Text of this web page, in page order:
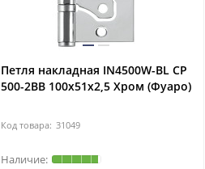
Петля накладная IN4500W-BL CP
500-2BB 100x51х2,5 Хром (Фуаро)
31049